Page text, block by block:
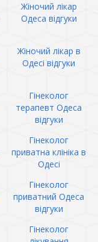
Жіночий лікар
Одеса відгуки
Жіночий лікар в
Одесі відгуки
Гінеколог
терапевт Одеса
відгуки
Гінеколог
приватна клініка в
Одесі
Гінеколог
приватний Одеса
відгуки
Гінеколог